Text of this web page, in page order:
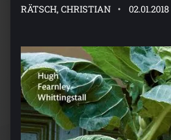
RÄTSCH, CHRISTIAN 02.01.2018